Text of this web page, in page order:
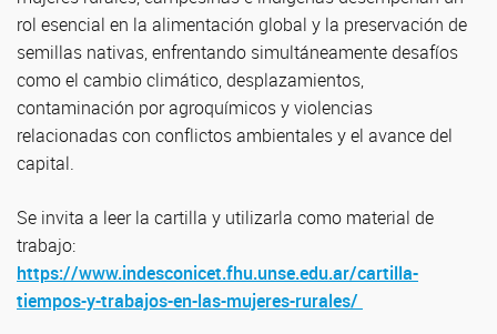
rol esencial en la alimentación global y la preservación de
semillas nativas, enfrentando simultáneamente desafíos
como el cambio climático, desplazamientos,
contaminación por agroquímicos y violencias
relacionadas con conflictos ambientales y el avance del
capital.
Se invita a leer la cartilla y utilizarla como material de
trabajo:
https://www.indesconicet.fhu.unse.edu.ar/cartilla-
tiempos-y-trabajos-en-las-mujeres-rurales/